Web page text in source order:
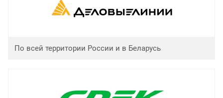
По всей территории России и в Беларусь